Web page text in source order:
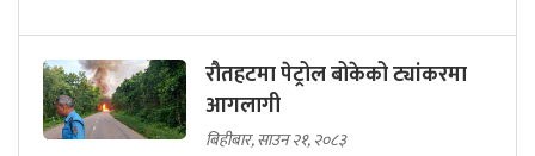
रौतहटमा पेट्रोल बोकेको ट्यांकरमा
आगलागी
बिहीबार, साउन २१, २०८३